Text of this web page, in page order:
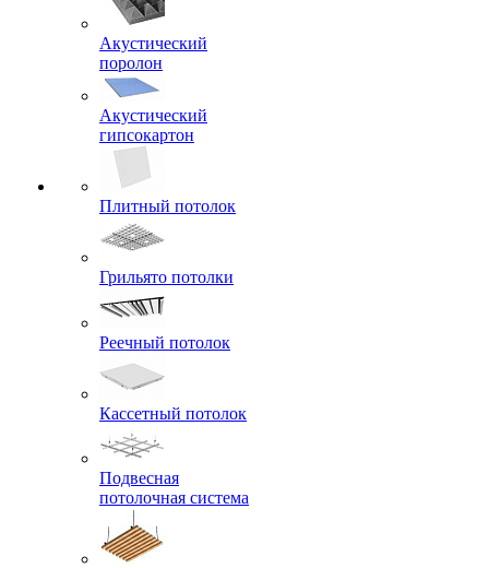
Акустический
поролон
Акустический
гипсокартон
Плитный потолок
Грильято потолки
Реечный потолок
Кассетный потолок
Подвесная
потолочная система